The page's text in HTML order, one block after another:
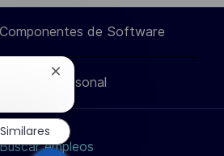
a
través
twitter
por
correo
electrónico
de Software
personal
Buscar empleos
Cerrar
notificación
de
chatbot